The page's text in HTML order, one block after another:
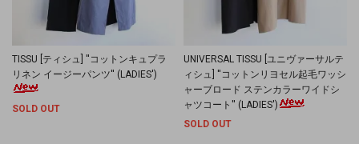
TISSU [ティシュ] ''コットンキュプラ
リネン イージーパンツ'' (LADIES')
SOLD OUT
UNIVERSAL TISSU [ユニヴァーサルテ
ィシュ] ''コットンリヨセル起毛ワッシ
ャーブロード ステンカラーワイドシ
ャツコート'' (LADIES')
SOLD OUT